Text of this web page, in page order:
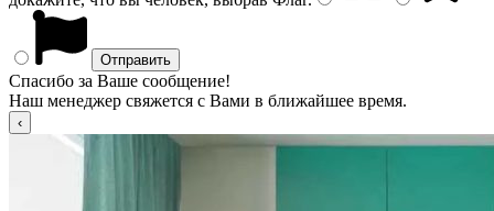
Спасибо за Ваше сообщение!
Наш менеджер свяжется с Вами в ближайшее время.